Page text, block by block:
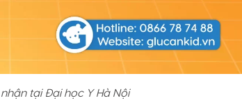
tại Đại học Y Hà Nội